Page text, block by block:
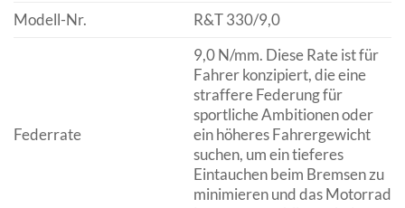
Modell-Nr.
R&T 330/9,0
Federrate
9,0 N/mm. Diese Rate ist für
Fahrer konzipiert, die eine
straffere Federung für
sportliche Ambitionen oder
ein höheres Fahrergewicht
suchen, um ein tieferes
Eintauchen beim Bremsen zu
minimieren und das Motorrad